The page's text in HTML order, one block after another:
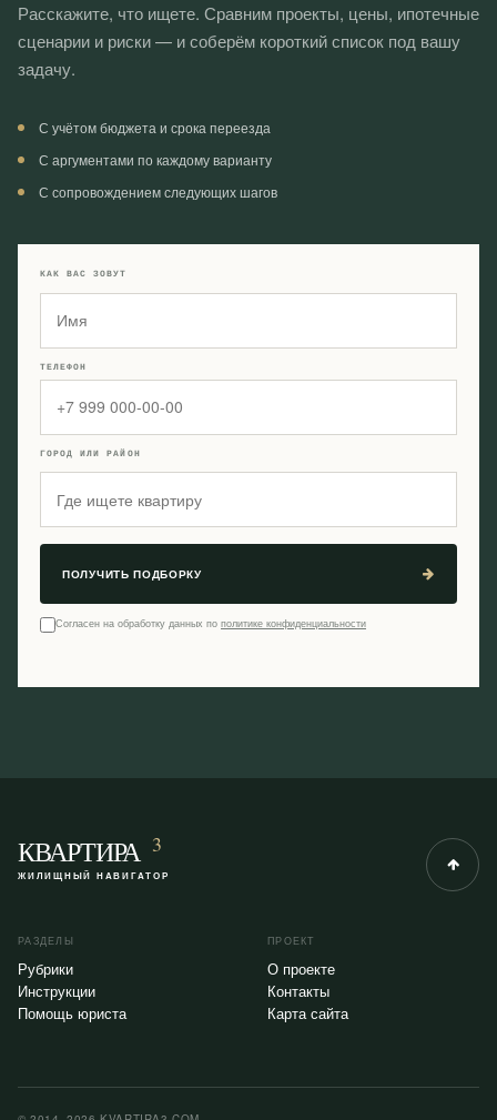
Расскажите, что ищете. Сравним проекты, цены, ипотечные
сценарии и риски — и соберём короткий список под вашу
задачу.
С учётом бюджета и срока переезда
С аргументами по каждому варианту
С сопровождением следующих шагов
КАК ВАС ЗОВУТ
ТЕЛЕФОН
ГОРОД ИЛИ РАЙОН
ПОЛУЧИТЬ ПОДБОРКУ
Согласен на обработку данных по политике конфиденциальности
КВАРТИРА 3
ЖИЛИЩНЫЙ НАВИГАТОР
РАЗДЕЛЫ
Рубрики
Инструкции
Помощь юриста
ПРОЕКТ
О проекте
Контакты
Карта сайта